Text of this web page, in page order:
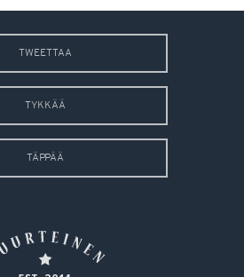
TWEETTAA
TYKKÄÄ
TÄPPÄÄ